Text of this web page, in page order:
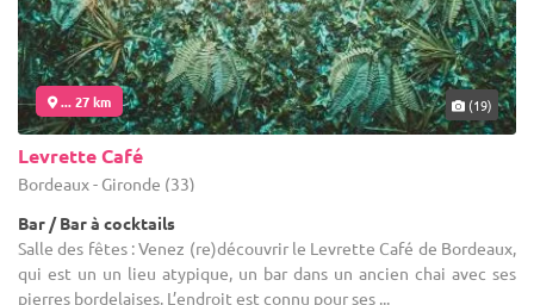
... 27 km (19)
Levrette Café
Bordeaux - Gironde (33)
Bar / Bar à cocktails
Salle des fêtes : Venez (re)découvrir le Levrette Café de Bordeaux,
qui est un un lieu atypique, un bar dans un ancien chai avec ses
pierres bordelaises. L’endroit est connu pour ses ...